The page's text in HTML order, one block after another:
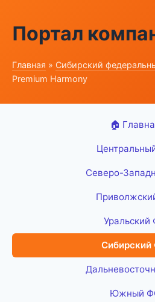
Портал
Главная » Сибирский
Premium Harmony
🏠
Северо-
Уральский
Южный